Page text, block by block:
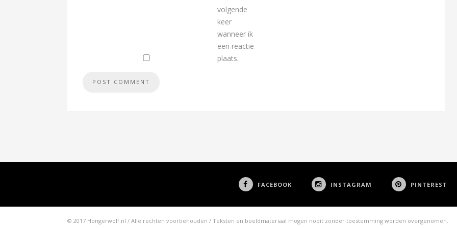
volgende
keer
wanneer ik
een reactie
plaats.
FACEBOOK INSTAGRAM PINTEREST
© 2017 Hongerwolf.nl / Alle rechten voorbehouden / Teksten en beeldmateriaal mogen nooit zonder toestemming worden overgenomen.